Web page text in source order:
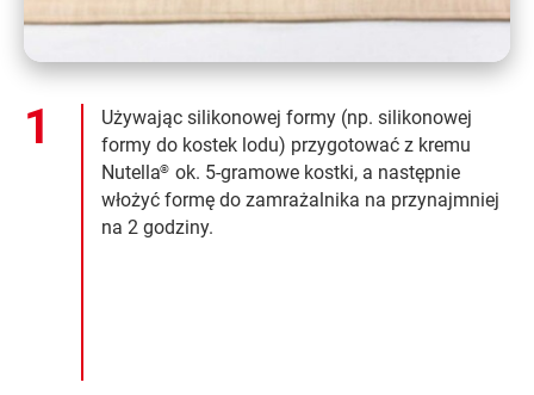
Używając silikonowej formy (np. silikonowej
formy do kostek lodu) przygotować z kremu
Nutella® ok. 5-gramowe kostki, a następnie
włożyć formę do zamrażalnika na przynajmniej
na 2 godziny.